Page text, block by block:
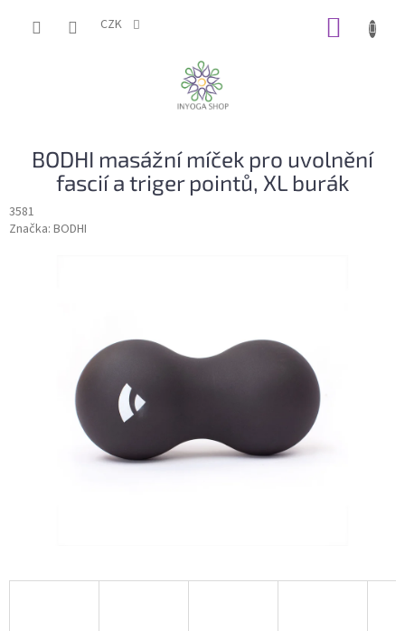
CZK
BODHI masážní míček pro uvolnění
fascií a triger pointů, XL burák
3581
Značka: BODHI